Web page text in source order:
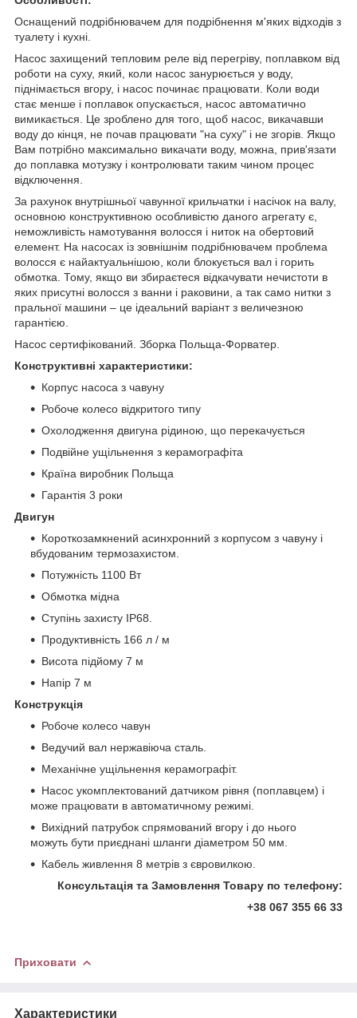
Оснащений подрібнювачем для подрібнення м'яких відходів з
туалету і кухні.
Насос захищений тепловим реле від перегріву, поплавком від
роботи на суху, який, коли насос занурюється у воду,
піднімається вгору, і насос починає працювати. Коли води
стає менше і поплавок опускається, насос автоматично
вимикається. Це зроблено для того, щоб насос, викачавши
воду до кінця, не почав працювати "на суху" і не згорів. Якщо
Вам потрібно максимально викачати воду, можна, прив'язати
до поплавка мотузку і контролювати таким чином процес
відключення.
За рахунок внутрішньої чавунної крильчатки і насічок на валу,
основною конструктивною особливістю даного агрегату є,
неможливість намотування волосся і ниток на обертовий
елемент. На насосах із зовнішнім подрібнювачем проблема
волосся є найактуальнішою, коли блокується вал і горить
обмотка. Тому, якщо ви збираєтеся відкачувати нечистоти в
яких присутні волосся з ванни і раковини, а так само нитки з
пральної машини – це ідеальний варіант з величезною
гарантією.
Насос сертифікований. Зборка Польща-Форватер.
Конструктивні характеристики:
Корпус насоса з чавуну
Робоче колесо відкритого типу
Охолодження двигуна рідиною, що перекачується
Подвійне ущільнення з керамографіта
Країна виробник Польща
Гарантія 3 роки
Двигун
Короткозамкнений асинхронний з корпусом з чавуну і
вбудованим термозахистом.
Потужність 1100 Вт
Обмотка мідна
Ступінь захисту IP68.
Продуктивність 166 л / м
Висота підйому 7 м
Напір 7 м
Конструкція
Робоче колесо чавун
Ведучий вал нержавіюча сталь.
Механічне ущільнення керамографіт.
Насос укомплектований датчиком рівня (поплавцем) і
може працювати в автоматичному режимі.
Вихідний патрубок спрямований вгору і до нього
можуть бути приєднані шланги діаметром 50 мм.
Кабель живлення 8 метрів з євровилкою.
Консультація та Замовлення Товару по телефону:
+38 067 355 66 33
Приховати
Характеристики